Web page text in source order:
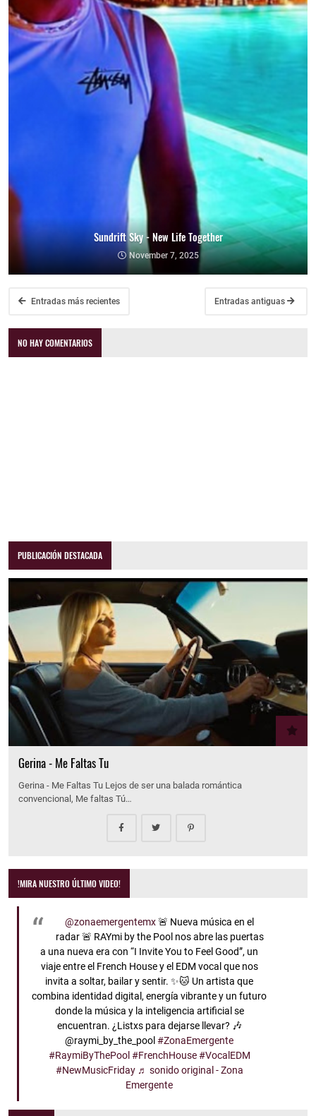
Sundrift Sky - New Life Together
November 7, 2025
Entradas más recientes Entradas antiguas
NO HAY COMENTARIOS
PUBLICACIÓN DESTACADA
Gerina - Me Faltas Tu
Gerina - Me Faltas Tu Lejos de ser una balada romántica
convencional, Me faltas Tú…
!MIRA NUESTRO ÚLTIMO VIDEO!
@zonaemergentemx🚨 Nueva música en el
radar 🚨 RAYmi by the Pool nos abre las puertas
a una nueva era con “I Invite You to Feel Good”, un
viaje entre el French House y el EDM vocal que nos
invita a soltar, bailar y sentir. ✨🐱 Un artista que
combina identidad digital, energía vibrante y un futuro
donde la música y la inteligencia artificial se
encuentran. ¿Listxs para dejarse llevar? 🎶
@raymi_by_the_pool #ZonaEmergente
#RaymiByThePool #FrenchHouse #VocalEDM
#NewMusicFriday ♬ sonido original - Zona
Emergente